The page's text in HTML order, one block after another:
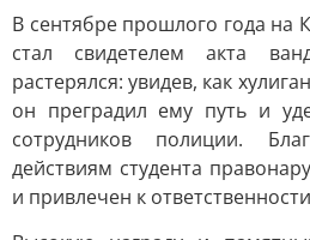
В сентябре прошлого года на
стал свидетелем акта
растерялся: увидев, как
он преградил ему путь и
сотрудников полиции.
действиям студента
и привлечен к